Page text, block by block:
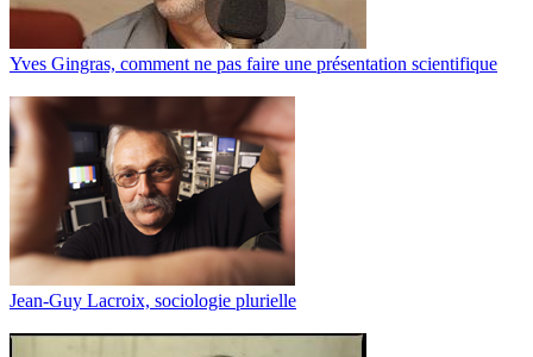
Yves Gingras, comment ne pas faire une présentation scientifique
Jean-Guy Lacroix, sociologie plurielle